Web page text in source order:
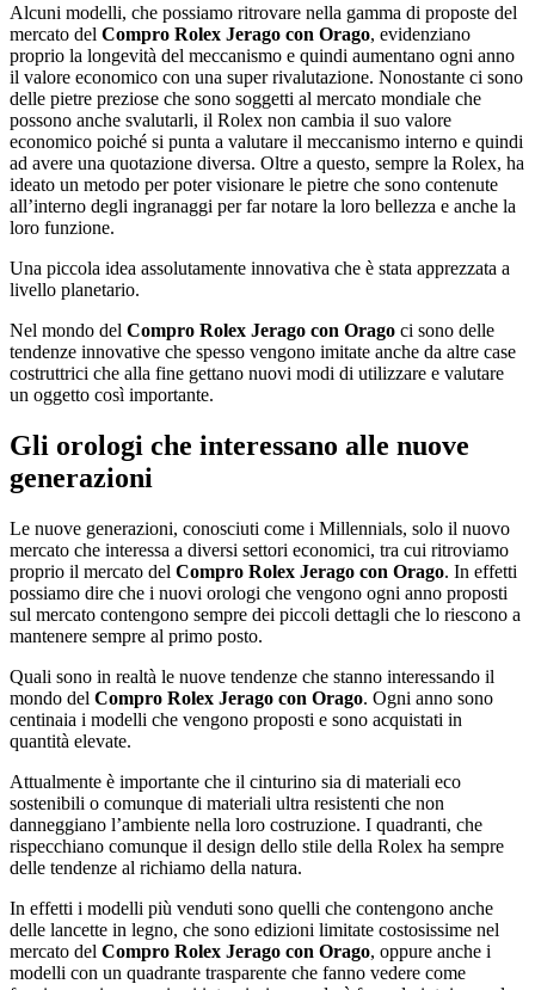
Alcuni modelli, che possiamo ritrovare nella gamma di proposte del
mercato del Compro Rolex Jerago con Orago, evidenziano
proprio la longevità del meccanismo e quindi aumentano ogni anno
il valore economico con una super rivalutazione. Nonostante ci sono
delle pietre preziose che sono soggetti al mercato mondiale che
possono anche svalutarli, il Rolex non cambia il suo valore
economico poiché si punta a valutare il meccanismo interno e quindi
ad avere una quotazione diversa. Oltre a questo, sempre la Rolex, ha
ideato un metodo per poter visionare le pietre che sono contenute
all’interno degli ingranaggi per far notare la loro bellezza e anche la
loro funzione.
Una piccola idea assolutamente innovativa che è stata apprezzata a
livello planetario.
Nel mondo del Compro Rolex Jerago con Orago ci sono delle
tendenze innovative che spesso vengono imitate anche da altre case
costruttrici che alla fine gettano nuovi modi di utilizzare e valutare
un oggetto così importante.
Gli orologi che interessano alle nuove
generazioni
Le nuove generazioni, conosciuti come i Millennials, solo il nuovo
mercato che interessa a diversi settori economici, tra cui ritroviamo
proprio il mercato del Compro Rolex Jerago con Orago. In effetti
possiamo dire che i nuovi orologi che vengono ogni anno proposti
sul mercato contengono sempre dei piccoli dettagli che lo riescono a
mantenere sempre al primo posto.
Quali sono in realtà le nuove tendenze che stanno interessando il
mondo del Compro Rolex Jerago con Orago. Ogni anno sono
centinaia i modelli che vengono proposti e sono acquistati in
quantità elevate.
Attualmente è importante che il cinturino sia di materiali eco
sostenibili o comunque di materiali ultra resistenti che non
danneggiano l’ambiente nella loro costruzione. I quadranti, che
rispecchiano comunque il design dello stile della Rolex ha sempre
delle tendenze al richiamo della natura.
In effetti i modelli più venduti sono quelli che contengono anche
delle lancette in legno, che sono edizioni limitate costosissime nel
mercato del Compro Rolex Jerago con Orago, oppure anche i
modelli con un quadrante trasparente che fanno vedere come